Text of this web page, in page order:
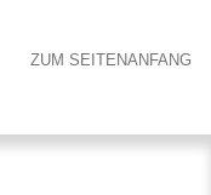
ZUM SEITENANFANG